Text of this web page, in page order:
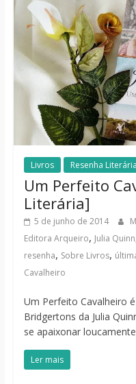
Livros Resenha Literária
Um Perfeito
Literária]
5 de junho de 2014
Editora Arqueiro, Julia Quinn
resenha, Sobre Livros,
Cavalheiro
Um Perfeito Cavalheiro
Bridgertons da Julia
se apaixonar loucamente
Ler mais